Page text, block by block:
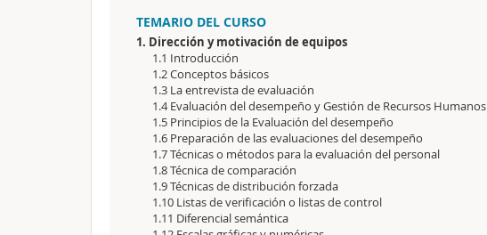
TEMARIO DEL CURSO
1. Dirección y motivación de equipos
1.1 Introducción
1.2 Conceptos básicos
1.3 La entrevista de evaluación
1.4 Evaluación del desempeño y Gestión de Recursos Humanos
1.5 Principios de la Evaluación del desempeño
1.6 Preparación de las evaluaciones del desempeño
1.7 Técnicas o métodos para la evaluación del personal
1.8 Técnica de comparación
1.9 Técnicas de distribución forzada
1.10 Listas de verificación o listas de control
1.11 Diferencial semántica